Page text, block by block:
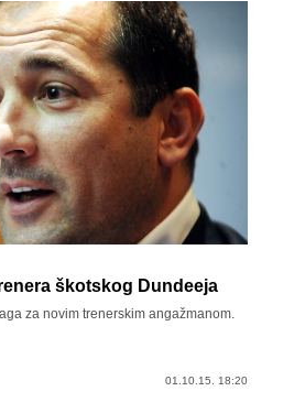
škotskog Dundeeja
za novim trenerskim angažmanom.
01.10.15. 18:20